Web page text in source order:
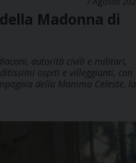
Madonna di
autorità civili e militari,
ospiti e villeggianti, con
della Mamma Celeste, la